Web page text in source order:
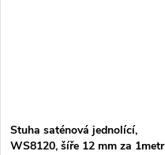
Stuha saténová jednolící,
WS8120, šíře 12 mm za 1metr